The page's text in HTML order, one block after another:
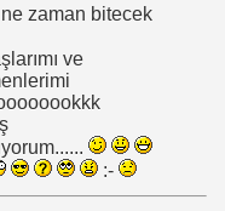
zaman bitecek
ve
:-